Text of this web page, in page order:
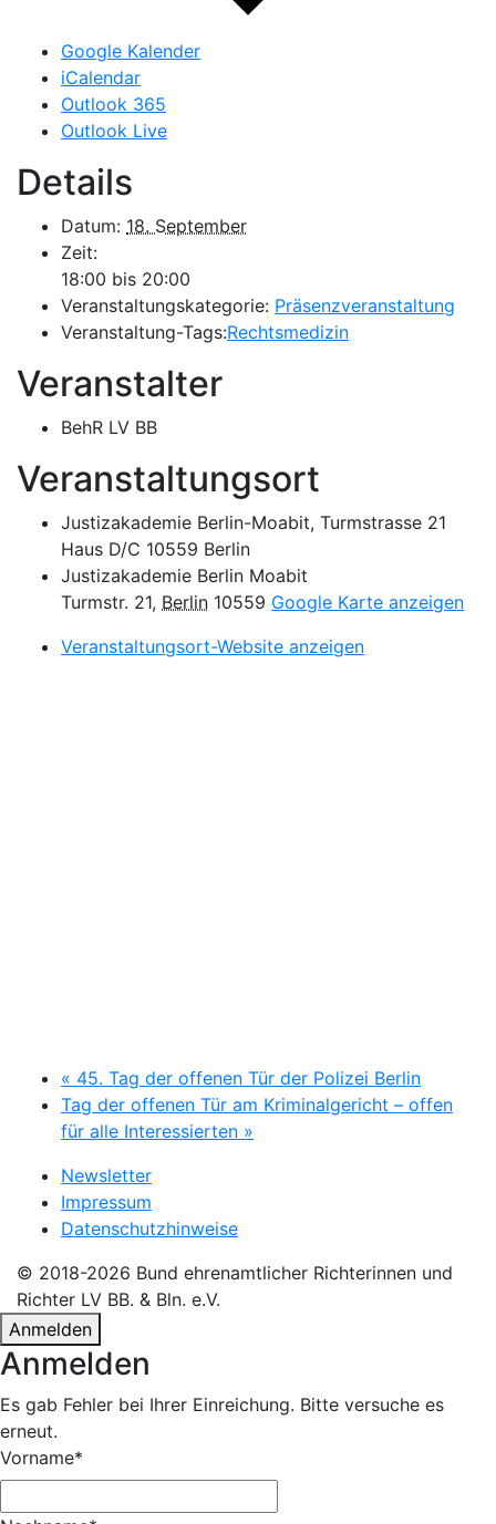
Google Kalender
iCalendar
Outlook 365
Outlook Live
Details
Datum: 18. September
Zeit:
18:00 bis 20:00
Veranstaltungskategorie: Präsenzveranstaltung
Veranstaltung-Tags:Rechtsmedizin
Veranstalter
BehR LV BB
Veranstaltungsort
Justizakademie Berlin-Moabit, Turmstrasse 21
Haus D/C 10559 Berlin
Justizakademie Berlin Moabit
Turmstr. 21, Berlin 10559 Google Karte anzeigen
Veranstaltungsort-Website anzeigen
« 45. Tag der offenen Tür der Polizei Berlin
Tag der offenen Tür am Kriminalgericht – offen
für alle Interessierten »
Newsletter
Impressum
Datenschutzhinweise
© 2018-2026 Bund ehrenamtlicher Richterinnen und
Richter LV BB. & Bln. e.V.
Anmelden
Anmelden
Es gab Fehler bei Ihrer Einreichung. Bitte versuche es
erneut.
Vorname*